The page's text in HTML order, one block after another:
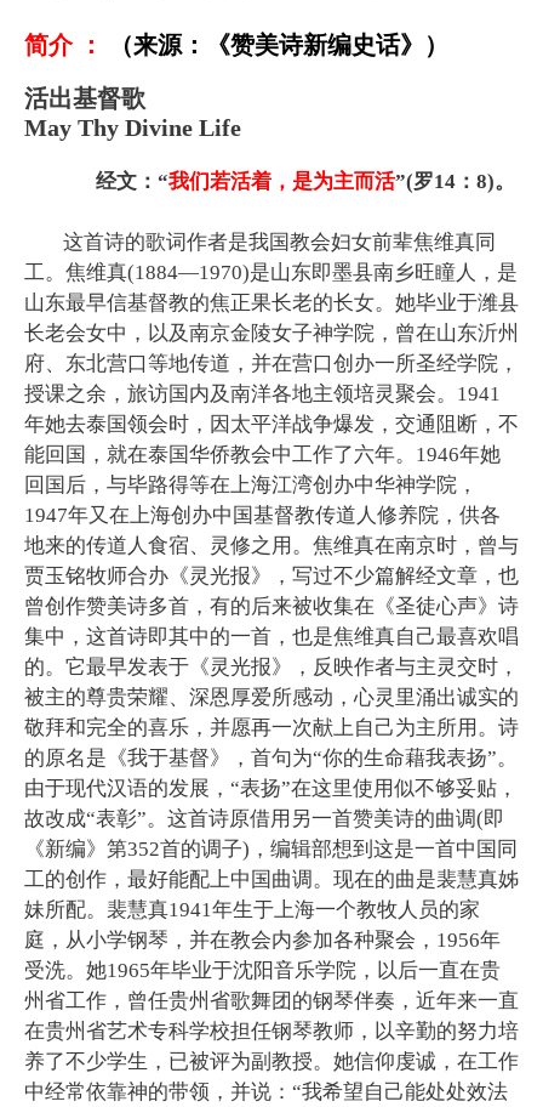
简介 ：
（来源：《赞美诗新编史话》）
活出基督歌
May Thy Divine Life
经文：“我们若活着，是为主而活”(罗14：8)。
这首诗的歌词作者是我国教会妇女前辈焦维真同
工。焦维真(1884—1970)是山东即墨县南乡旺瞳人，是
山东最早信基督教的焦正果长老的长女。她毕业于潍县
长老会女中，以及南京金陵女子神学院，曾在山东沂州
府、东北营口等地传道，并在营口创办一所圣经学院，
授课之余，旅访国内及南洋各地主领培灵聚会。1941
年她去泰国领会时，因太平洋战争爆发，交通阻断，不
能回国，就在泰国华侨教会中工作了六年。1946年她
回国后，与毕路得等在上海江湾创办中华神学院，
1947年又在上海创办中国基督教传道人修养院，供各
地来的传道人食宿、灵修之用。焦维真在南京时，曾与
贾玉铭牧师合办《灵光报》，写过不少篇解经文章，也
曾创作赞美诗多首，有的后来被收集在《圣徒心声》诗
集中，这首诗即其中的一首，也是焦维真自己最喜欢唱
的。它最早发表于《灵光报》，反映作者与主灵交时，
被主的尊贵荣耀、深恩厚爱所感动，心灵里涌出诚实的
敬拜和完全的喜乐，并愿再一次献上自己为主所用。诗
的原名是《我于基督》，首句为“你的生命藉我表扬”。
由于现代汉语的发展，“表扬”在这里使用似不够妥贴，
故改成“表彰”。这首诗原借用另一首赞美诗的曲调(即
《新编》第352首的调子)，编辑部想到这是一首中国同
工的创作，最好能配上中国曲调。现在的曲是裴慧真姊
妹所配。裴慧真1941年生于上海一个教牧人员的家
庭，从小学钢琴，并在教会内参加各种聚会，1956年
受洗。她1965年毕业于沈阳音乐学院，以后一直在贵
州省工作，曾任贵州省歌舞团的钢琴伴奏，近年来一直
在贵州省艺术专科学校担任钢琴教师，以辛勤的努力培
养了不少学生，已被评为副教授。她信仰虔诚，在工作
中经常依靠神的带领，并说：“我希望自己能处处效法